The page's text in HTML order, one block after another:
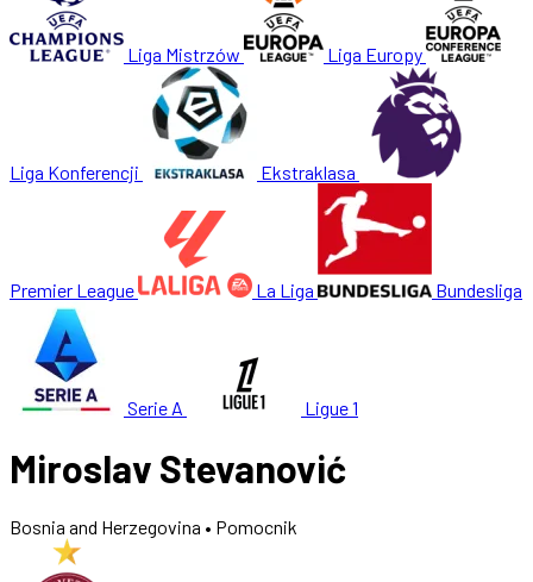
Liga Mistrzów Liga Europy
Liga Konferencji Ekstraklasa
Premier League La Liga Bundesliga
Serie A Ligue 1
Miroslav Stevanović
Bosnia and Herzegovina • Pomocnik